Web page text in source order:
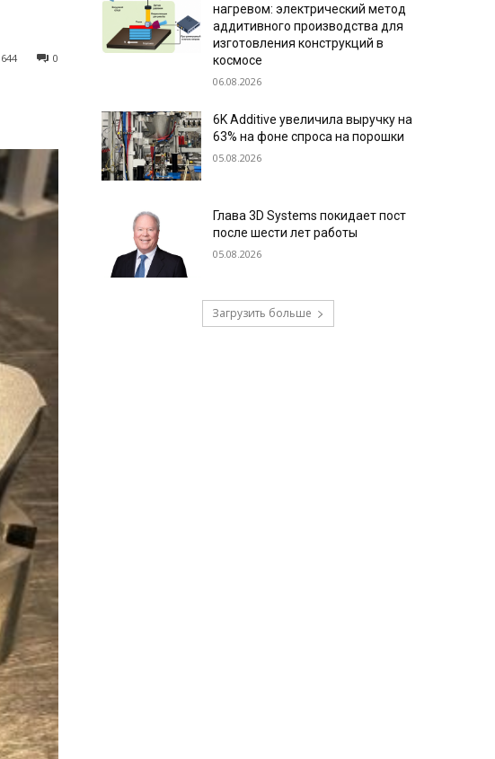
0
644
нагревом: электрический метод
аддитивного производства для
изготовления конструкций в
космосе
06.08.2026
6K Additive увеличила выручку на
63% на фоне спроса на порошки
05.08.2026
Глава 3D Systems покидает пост
после шести лет работы
05.08.2026
Загрузить больше